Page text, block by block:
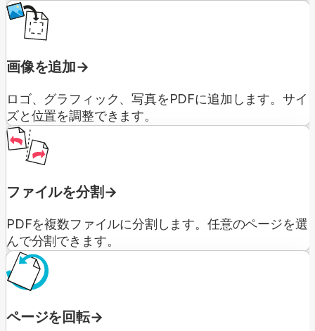
画像を追加
ロゴ、グラフィック、写真をPDFに追加します。サイ
ズと位置を調整できます。
ファイルを分割
PDFを複数ファイルに分割します。任意のページを選
んで分割できます。
ページを回転